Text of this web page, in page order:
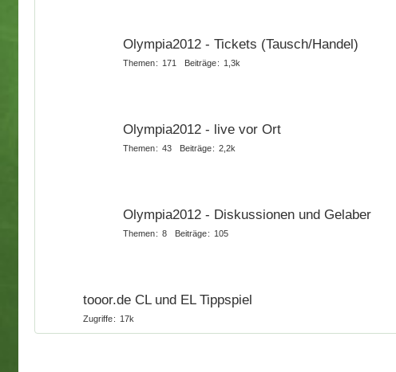
Olympia2012 - Tickets (Tausch/Handel)
Themen 171 Beiträge 1,3k
Olympia2012 - live vor Ort
Themen 43 Beiträge 2,2k
Olympia2012 - Diskussionen und Gelaber
Themen 8 Beiträge 105
tooor.de CL und EL Tippspiel
Zugriffe 17k